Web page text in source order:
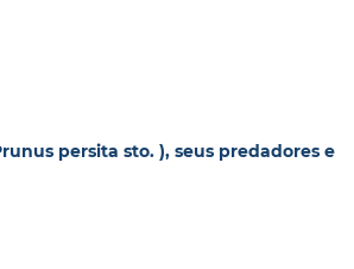
persita sto. ), seus predadores e